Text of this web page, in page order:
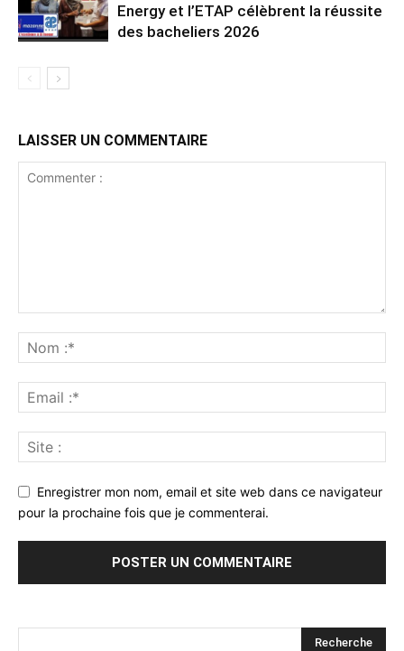
Energy et l’ETAP célèbrent la réussite
des bacheliers 2026
LAISSER UN COMMENTAIRE
Enregistrer mon nom, email et site web dans ce navigateur
pour la prochaine fois que je commenterai.